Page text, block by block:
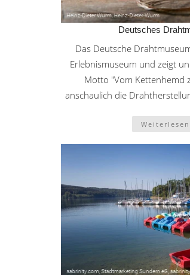
Deutsches
Das Deutsche
Erlebnismuseum und zeigt
Motto "Vom Kettenhemd
anschaulich die
Weiterlesen